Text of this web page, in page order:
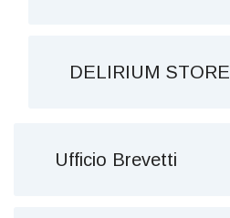
DELIRIUM STORE
Ufficio Brevetti